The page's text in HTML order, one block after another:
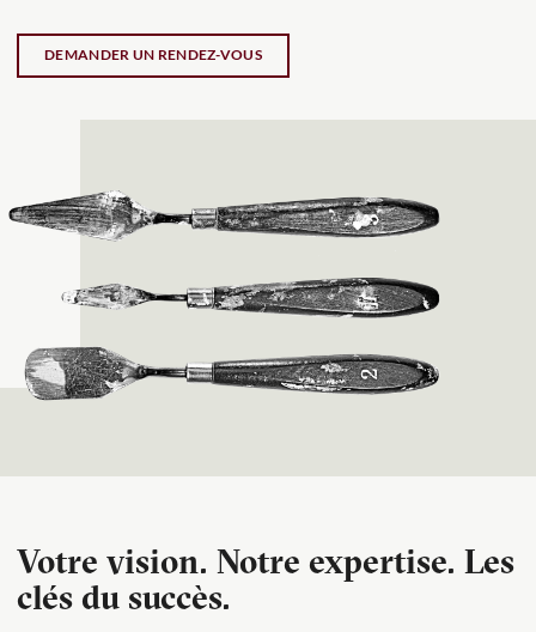
DEMANDER UN RENDEZ-VOUS
Votre vision. Notre expertise. Les
clés du succès.